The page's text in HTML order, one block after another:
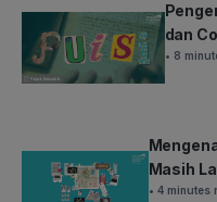
dan
• 8
Masih
• 4 minutes